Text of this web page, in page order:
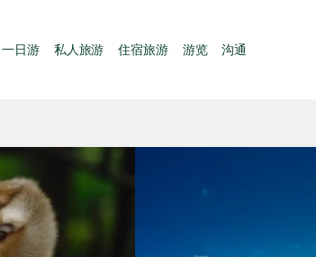
一日游 私人旅游 住宿旅游 游览 沟通